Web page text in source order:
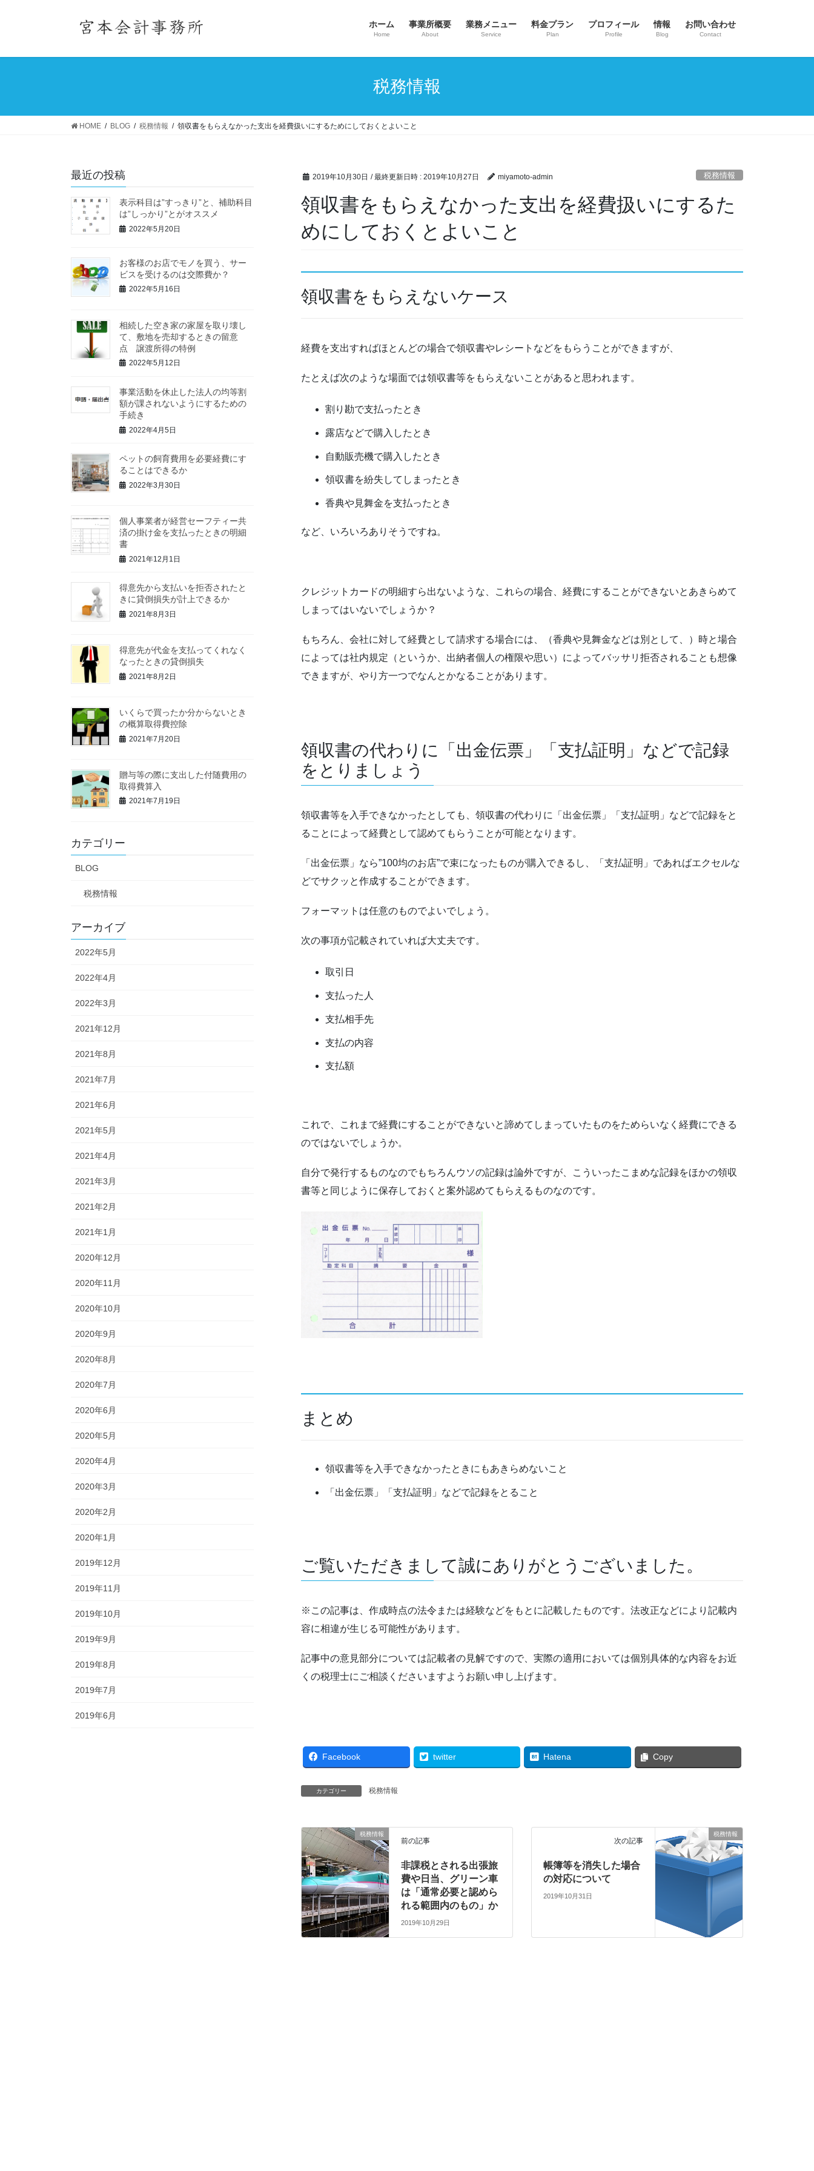
ホーム
Home
事業所概要
About
業務メニュー
Service
料金プラン
Plan
プロフィール
Profile
情報
Blog
お問い合わせ
Contact
税務情報
HOME BLOG 税務情報 領収書をもらえなかった支出を経費扱いにするためにしておくとよいこと
2019年10月30日 / 最終更新日時 : 2019年10月27日 miyamoto-admin 税務情報
領収書をもらえなかった支出を経費扱いにするた
めにしておくとよいこと
領収書をもらえないケース
経費を支出すればほとんどの場合で領収書やレシートなどをもらうことができますが、
たとえば次のような場面では領収書等をもらえないことがあると思われます。
割り勘で支払ったとき
露店などで購入したとき
自動販売機で購入したとき
領収書を紛失してしまったとき
香典や見舞金を支払ったとき
など、いろいろありそうですね。
クレジットカードの明細すら出ないような、これらの場合、経費にすることができないとあきらめて
しまってはいないでしょうか？
もちろん、会社に対して経費として請求する場合には、（香典や見舞金などは別として、）時と場合
によっては社内規定（というか、出納者個人の権限や思い）によってバッサリ拒否されることも想像
できますが、やり方一つでなんとかなることがあります。
領収書の代わりに「出金伝票」「支払証明」などで記録
をとりましょう
領収書等を入手できなかったとしても、領収書の代わりに「出金伝票」「支払証明」などで記録をと
ることによって経費として認めてもらうことが可能となります。
「出金伝票」なら”100均のお店”で束になったものが購入できるし、「支払証明」であればエクセルな
どでサクッと作成することができます。
フォーマットは任意のものでよいでしょう。
次の事項が記載されていれば大丈夫です。
取引日
支払った人
支払相手先
支払の内容
支払額
これで、これまで経費にすることができないと諦めてしまっていたものをためらいなく経費にできる
のではないでしょうか。
自分で発行するものなのでもちろんウソの記録は論外ですが、こういったこまめな記録をほかの領収
書等と同じように保存しておくと案外認めてもらえるものなのです。
まとめ
領収書等を入手できなかったときにもあきらめないこと
「出金伝票」「支払証明」などで記録をとること
ご覧いただきまして誠にありがとうございました。
※この記事は、作成時点の法令または経験などをもとに記載したものです。法改正などにより記載内
容に相違が生じる可能性があります。
記事中の意見部分については記載者の見解ですので、実際の適用においては個別具体的な内容をお近
くの税理士にご相談くださいますようお願い申し上げます。
Facebook twitter Hatena Copy
カテゴリー 税務情報
税務情報
前の記事
非課税とされる出張旅
費や日当、グリーン車
は「通常必要と認めら
れる範囲内のもの」か
2019年10月29日
税務情報
次の記事
帳簿等を消失した場合
の対応について
2019年10月31日
最近の投稿
表示科目は”すっきり”と、補助科目
は”しっかり”とがオススメ
2022年5月20日
お客様のお店でモノを買う、サー
ビスを受けるのは交際費か？
2022年5月16日
相続した空き家の家屋を取り壊し
て、敷地を売却するときの留意
点 譲渡所得の特例
2022年5月12日
事業活動を休止した法人の均等割
額が課されないようにするための
手続き
2022年4月5日
ペットの飼育費用を必要経費にす
ることはできるか
2022年3月30日
個人事業者が経営セーフティー共
済の掛け金を支払ったときの明細
書
2021年12月1日
得意先から支払いを拒否されたと
きに貸倒損失が計上できるか
2021年8月3日
得意先が代金を支払ってくれなく
なったときの貸倒損失
2021年8月2日
いくらで買ったか分からないとき
の概算取得費控除
2021年7月20日
贈与等の際に支出した付随費用の
取得費算入
2021年7月19日
カテゴリー
BLOG
税務情報
アーカイブ
2022年5月
2022年4月
2022年3月
2021年12月
2021年8月
2021年7月
2021年6月
2021年5月
2021年4月
2021年3月
2021年2月
2021年1月
2020年12月
2020年11月
2020年10月
2020年9月
2020年8月
2020年7月
2020年6月
2020年5月
2020年4月
2020年3月
2020年2月
2020年1月
2019年12月
2019年11月
2019年10月
2019年9月
2019年8月
2019年7月
2019年6月